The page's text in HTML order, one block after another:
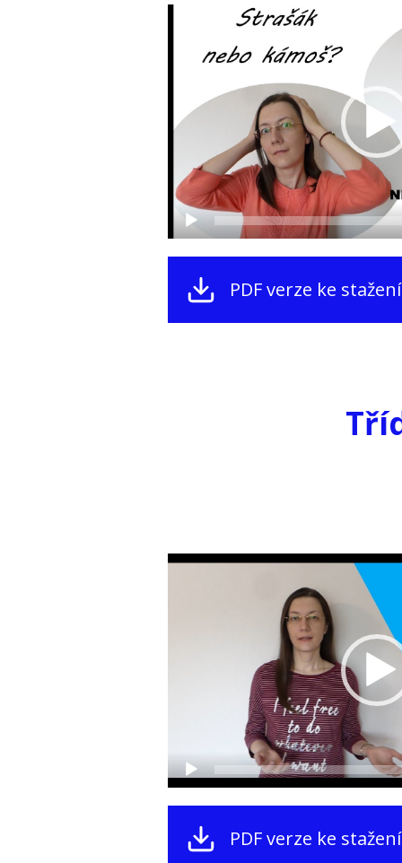
PDF verze ke stažení
Video
PDF verze ke stažení